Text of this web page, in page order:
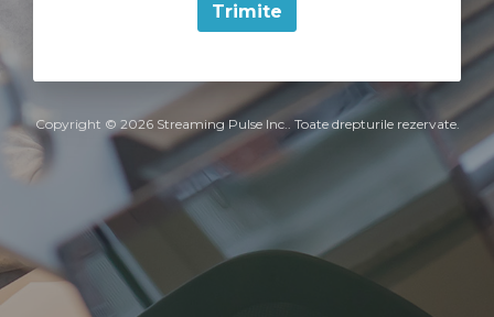
Trimite
Copyright © 2026 Streaming Pulse Inc.. Toate drepturile rezervate.